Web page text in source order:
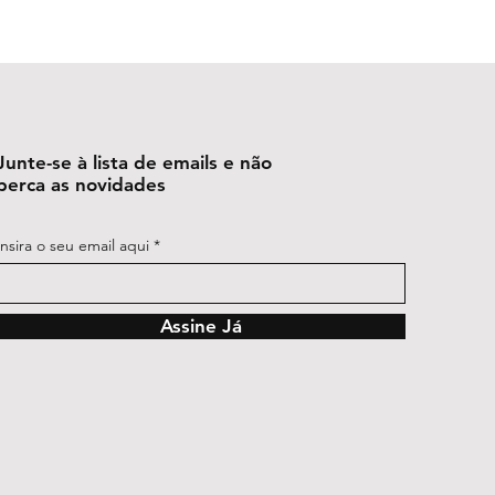
se à lista de emails e não
as novidades
o seu email aqui
Assine Já